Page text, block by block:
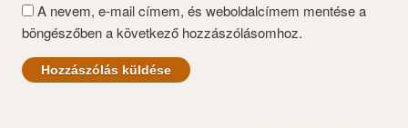
A nevem, e-mail címem, és weboldalcímem mentése a
böngészőben a következő hozzászólásomhoz.